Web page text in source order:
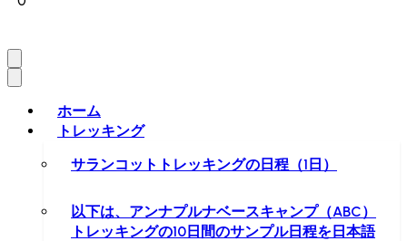
ホーム
トレッキング
サランコットトレッキングの日程（1日）
以下は、アンナプルナベースキャンプ（ABC）
トレッキングの10日間のサンプル日程を日本語